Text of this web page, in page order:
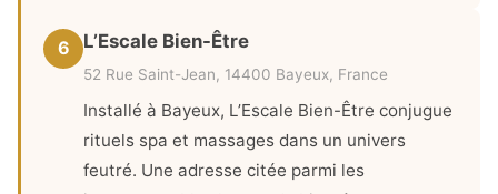
6 L’Escale Bien-Être
52 Rue Saint-Jean, 14400 Bayeux, France
Installé à Bayeux, L’Escale Bien-Être conjugue
rituels spa et massages dans un univers
feutré. Une adresse citée parmi les